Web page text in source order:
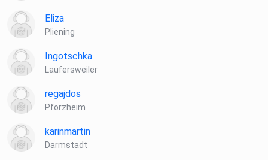
Eliza
Pliening
Ingotschka
Laufersweiler
regajdos
Pforzheim
karinmartin
Darmstadt